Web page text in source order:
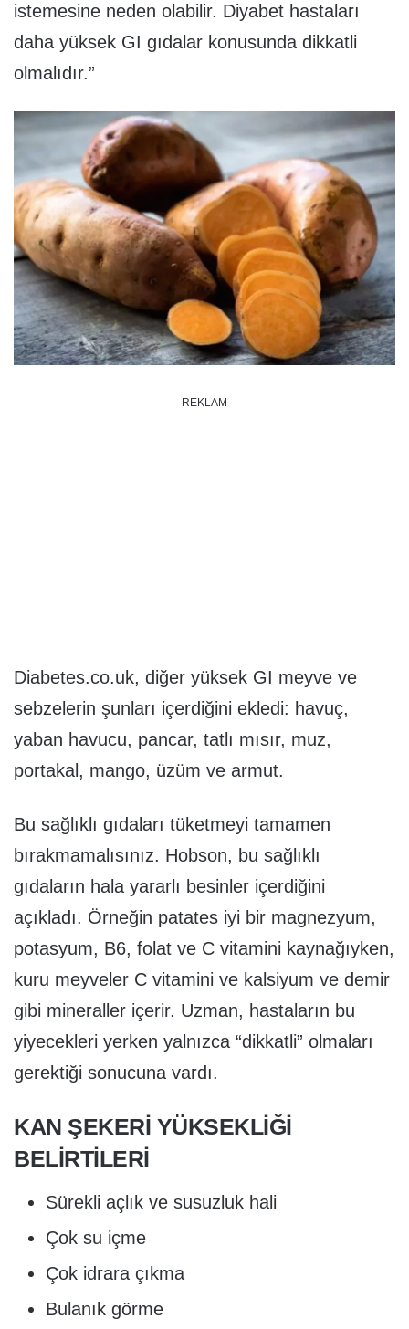
istemesine neden olabilir. Diyabet hastaları
daha yüksek GI gıdalar konusunda dikkatli
olmalıdır.”
REKLAM
Diabetes.co.uk, diğer yüksek GI meyve ve
sebzelerin şunları içerdiğini ekledi: havuç,
yaban havucu, pancar, tatlı mısır, muz,
portakal, mango, üzüm ve armut.
Bu sağlıklı gıdaları tüketmeyi tamamen
bırakmamalısınız. Hobson, bu sağlıklı
gıdaların hala yararlı besinler içerdiğini
açıkladı. Örneğin patates iyi bir magnezyum,
potasyum, B6, folat ve C vitamini kaynağıyken,
kuru meyveler C vitamini ve kalsiyum ve demir
gibi mineraller içerir. Uzman, hastaların bu
yiyecekleri yerken yalnızca “dikkatli” olmaları
gerektiği sonucuna vardı.
KAN ŞEKERİ YÜKSEKLİĞİ
BELİRTİLERİ
Sürekli açlık ve susuzluk hali
Çok su içme
Çok idrara çıkma
Bulanık görme